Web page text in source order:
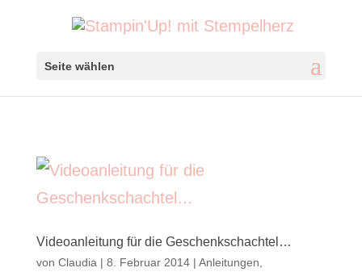
Seite wählen
Videoanleitung für die Geschenkschachtel…
von Claudia | 8. Februar 2014| Anleitungen